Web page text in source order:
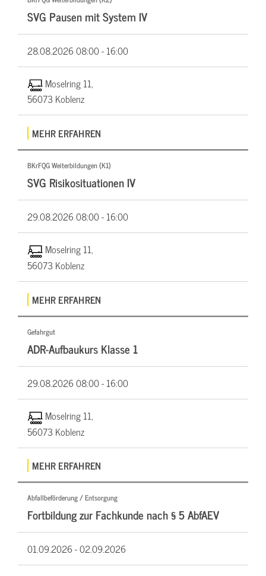
SVG Pausen mit System IV
28.08.202608:00 - 16:00
Moselring 11,
56073 Koblenz
MEHR ERFAHREN
BKrFQG Weiterbildungen (K1)
SVG Risikosituationen IV
29.08.202608:00 - 16:00
Moselring 11,
56073 Koblenz
MEHR ERFAHREN
Gefahrgut
ADR-Aufbaukurs Klasse 1
29.08.202608:00 - 16:00
Moselring 11,
56073 Koblenz
MEHR ERFAHREN
Abfallbeförderung / Entsorgung
Fortbildung zur Fachkunde nach § 5 AbfAEV
01.09.2026 -02.09.2026